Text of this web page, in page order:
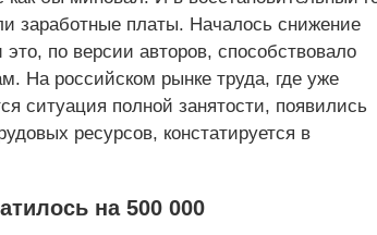
заработные платы. Началось снижение
по версии авторов, способствовало
На российском рынке труда, где уже
ситуация полной занятости, появились
ресурсов, констатируется в
на 500 000